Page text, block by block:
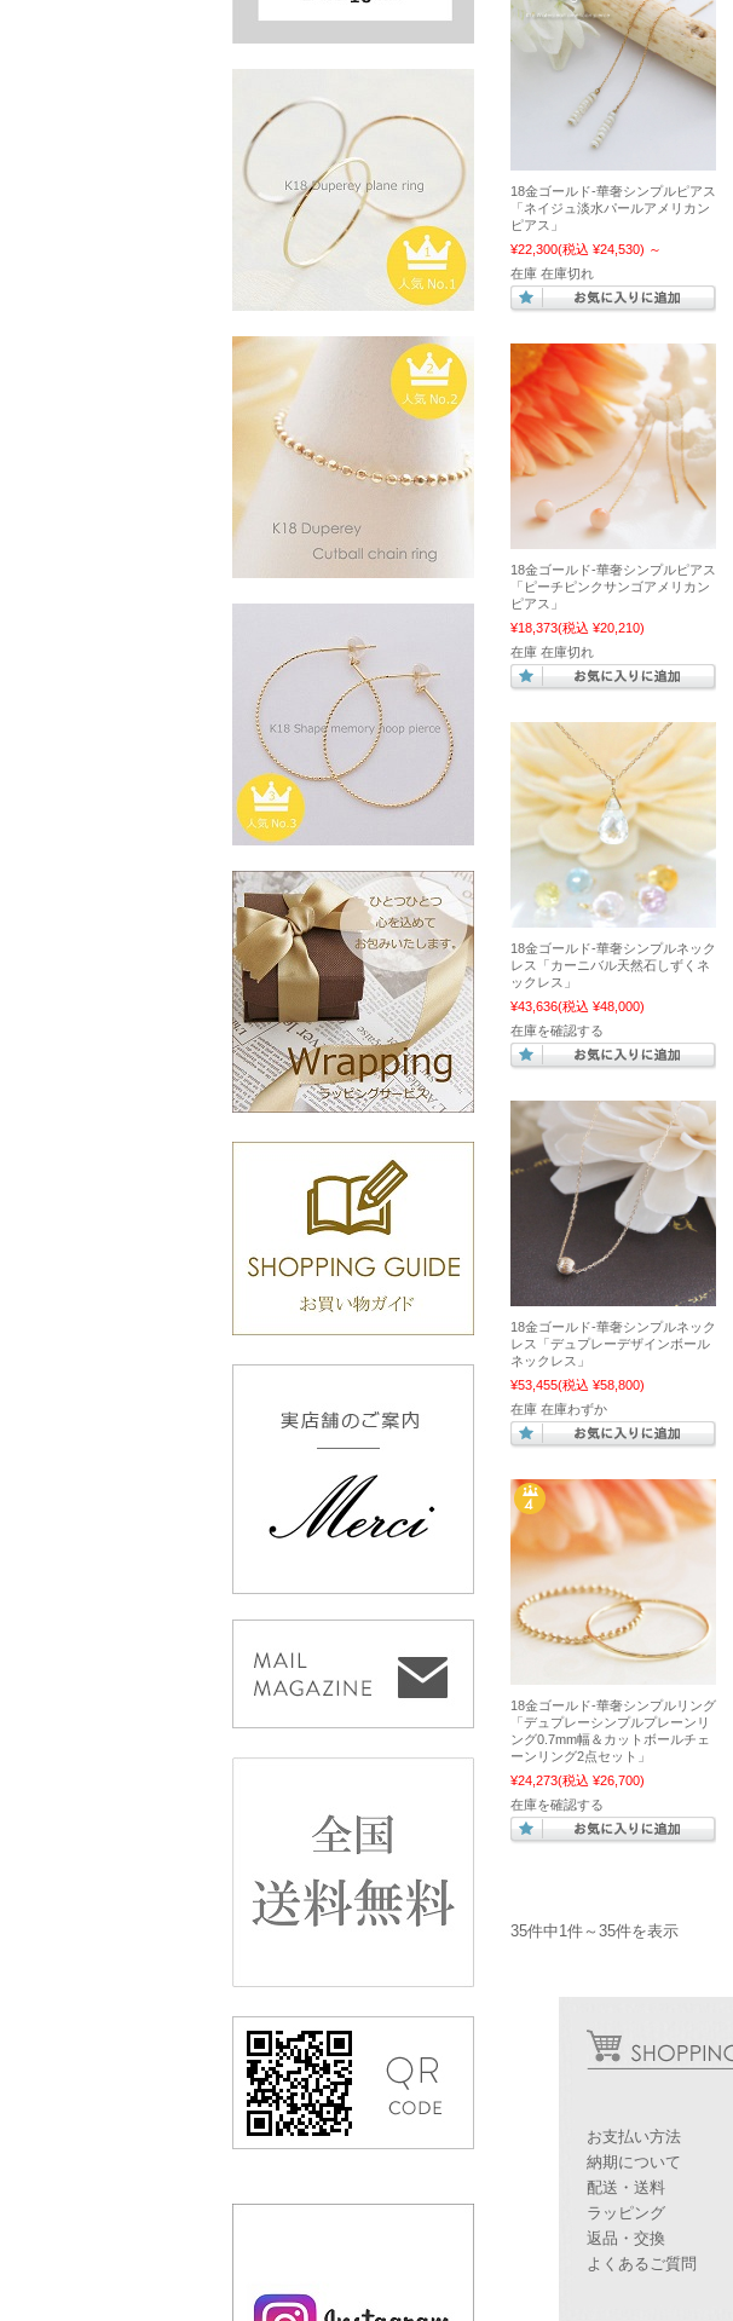
18金ゴールド-華奢シンプルピアス
「ネイジュ淡水パールアメリカン
ピアス」
¥22,300(税込 ¥24,530) ～
在庫 在庫切れ
18金ゴールド-華奢シンプルピアス
「ピーチピンクサンゴアメリカン
ピアス」
¥18,373(税込 ¥20,210)
在庫 在庫切れ
18金ゴールド-華奢シンプルネック
レス「カーニバル天然石しずくネ
ックレス」
¥43,636(税込 ¥48,000)
在庫を確認する
18金ゴールド-華奢シンプルネック
レス「デュプレーデザインボール
ネックレス」
¥53,455(税込 ¥58,800)
在庫 在庫わずか
18金ゴールド-華奢シンプルリング
「デュプレーシンプルプレーンリ
ング0.7mm幅＆カットボールチェ
ーンリング2点セット」
¥24,273(税込 ¥26,700)
在庫を確認する
35件中1件～35件を表示
お支払い方法
納期について
配送・送料
ラッピング
返品・交換
よくあるご質問